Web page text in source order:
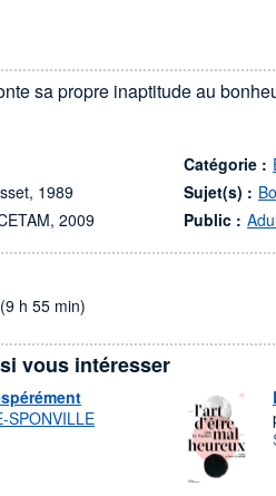
sa propre inaptitude au
1989
2009
Catégorie :
Sujet(s) :
Public :
h 55 min)
vous intéresser
SPONVILLE